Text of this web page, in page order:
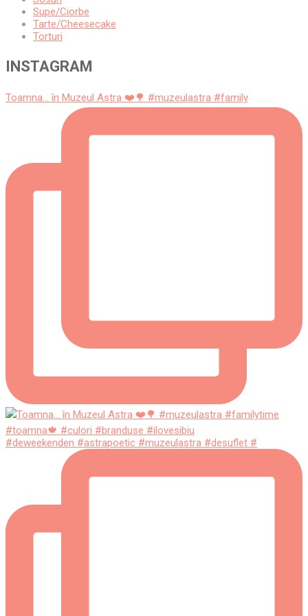
Supe/Ciorbe
Tarte/Cheesecake
Torturi
INSTAGRAM
Toamna... în Muzeul Astra ❤️🌳 #muzeulastra #family
#deweekenden #astrapoetic #muzeulastra #desuflet #